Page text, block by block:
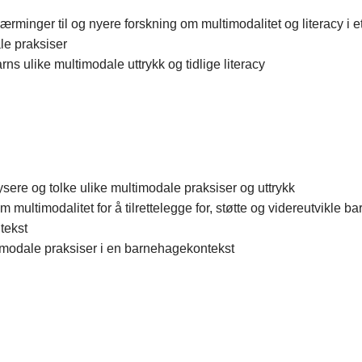
til og nyere forskning om multimodalitet og literacy i
praksiser
ulike multimodale uttrykk og tidlige literacy
og tolke ulike multimodale praksiser og uttrykk
multimodalitet for å tilrettelegge for, støtte og videreutvikle
praksiser i en barnehagekontekst